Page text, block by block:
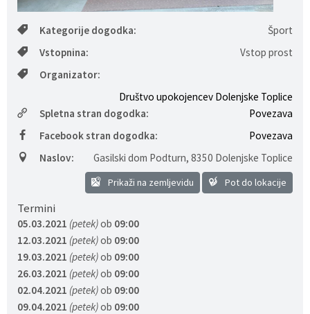
Kategorije dogodka:
Šport
Vstopnina:
Vstop prost
Organizator:
Društvo upokojencev Dolenjske Toplice
Spletna stran dogodka:
Povezava
Facebook stran dogodka:
Povezava
Naslov:
Gasilski dom Podturn, 8350 Dolenjske Toplice
Prikaži na zemljevidu Pot do lokacije
Termini
05.03.2021 (petek)ob 09:00
12.03.2021 (petek)ob 09:00
19.03.2021 (petek)ob 09:00
26.03.2021 (petek)ob 09:00
02.04.2021 (petek)ob 09:00
09.04.2021 (petek)ob 09:00
Pokopališča
Katalog informacij javnega značaja
Fotogalerija
Proračun občine
Lokalne volitve
Prostorski akti